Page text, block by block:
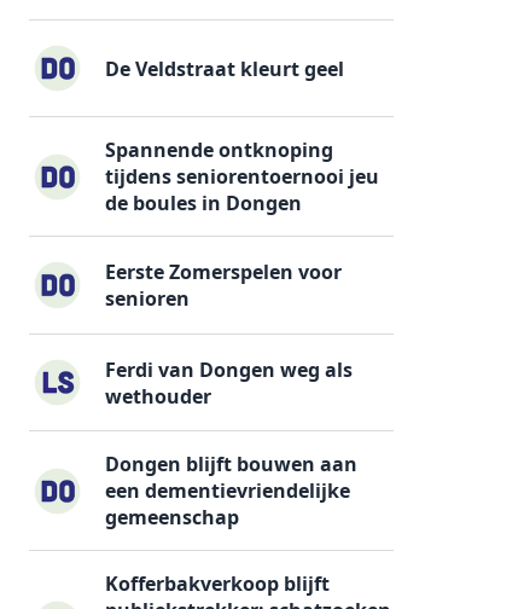
De Veldstraat kleurt geel
Spannende ontknoping
tijdens seniorentoernooi jeu
de boules in Dongen
Eerste Zomerspelen voor
senioren
Ferdi van Dongen weg als
wethouder
Dongen blijft bouwen aan
een dementievriendelijke
gemeenschap
Kofferbakverkoop blijft